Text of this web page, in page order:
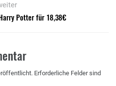
Potter für 18,38€
Erforderliche Felder sind